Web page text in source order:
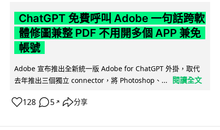
ChatGPT 免費呼叫 Adobe 一句話跨軟
體修圖兼整 PDF 不用開多個 APP 兼免
帳號
Adobe 宣布推出全新統一版 Adobe for ChatGPT 外掛，取代
去年推出三個獨立 connector，將 Photoshop、...
閱讀全文
128 5 ↗ 分享